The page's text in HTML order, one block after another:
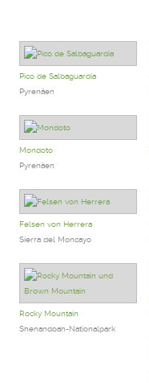
Pico de Salbaguardia
Pyrenäen
Mondoto
Pyrenäen
Felsen von Herrera
Sierra del Moncayo
Rocky Mountain
Shenandoah-Nationalpark